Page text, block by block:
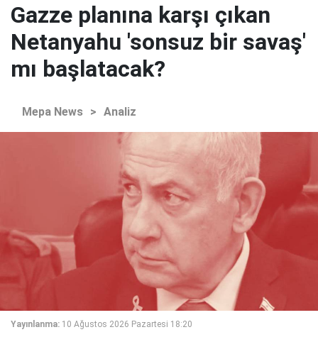
Gazze planına karşı çıkan
Netanyahu 'sonsuz bir savaş'
mı başlatacak?
Mepa News > Analiz
Yayınlanma: 10 Ağustos 2026 Pazartesi 18:20